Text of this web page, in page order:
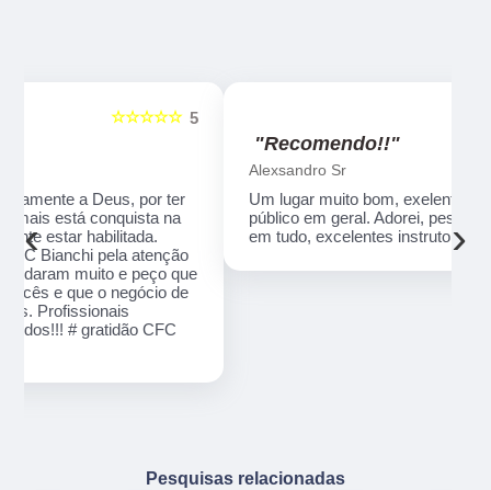
Um lugar muito bom, exelente atendimento ao
público em geral. Adorei, pessoal muito profissional
em tudo, excelentes instrutores, nota 1000!!
‹ ›
Pesquisas relacionadas